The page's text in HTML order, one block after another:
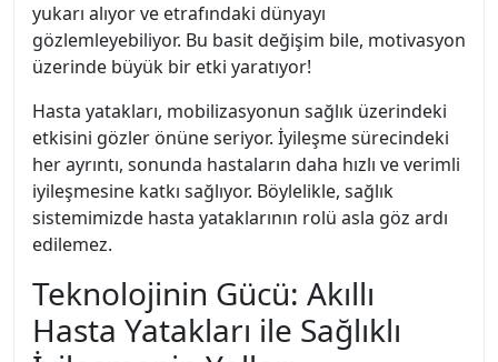
yukarı alıyor ve etrafındaki dünyayı
gözlemleyebiliyor. Bu basit değişim bile, motivasyon
üzerinde büyük bir etki yaratıyor!
Hasta yatakları, mobilizasyonun sağlık üzerindeki
etkisini gözler önüne seriyor. İyileşme sürecindeki
her ayrıntı, sonunda hastaların daha hızlı ve verimli
iyileşmesine katkı sağlıyor. Böylelikle, sağlık
sistemimizde hasta yataklarının rolü asla göz ardı
edilemez.
Teknolojinin Gücü: Akıllı
Hasta Yatakları ile Sağlıklı